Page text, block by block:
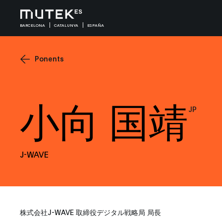
BARCELONA CATALUNYA ESPAÑA
Ponents
小向 国靖 JP
J-WAVE
株式会社J-WAVE 取締役デジタル戦略局 局長